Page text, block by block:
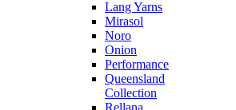
Lang Yarns
Mirasol
Noro
Onion
Performance
Queensland
Collection
Rellana